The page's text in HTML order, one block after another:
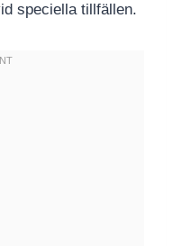
speciella tillfällen.